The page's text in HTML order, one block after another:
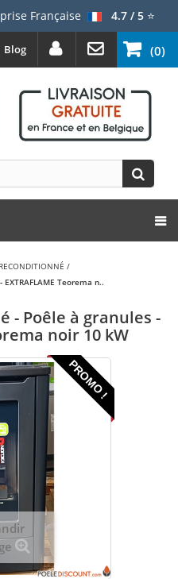
Française 4.7 / 5⭐
(0)
Blog
/
Teorema n..
- Poêle à granules -
noir 10 kW
PROMO !